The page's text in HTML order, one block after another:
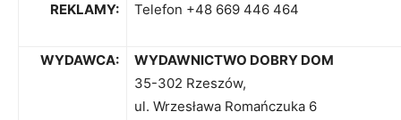
REKLAMY:
Telefon +48 669 446 464
WYDAWCA:
WYDAWNICTWO DOBRY DOM
35-302 Rzeszów,
ul. Wrzesława Romańczuka 6